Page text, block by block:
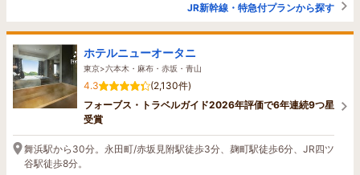
JR新幹線・特急付プランから探す
ホテルニューオータニ
東京>六本木・麻布・赤坂・青山
4.3
(2,130件)
フォーブス・トラベルガイド2026年評価で6年連続9つ星
受賞
舞浜駅から30分。永田町/赤坂見附駅徒歩3分、麹町駅徒歩6分、JR四ツ
谷駅徒歩8分。